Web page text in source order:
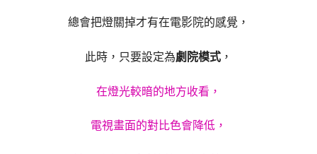
總會把燈關掉才有在電影院的感覺，
此時，只要設定為劇院模式 ，
在燈光較暗的地方收看，
電視畫面的對比色會降低，